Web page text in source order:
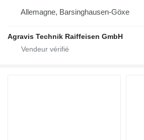
Allemagne, Barsinghausen-Göxe
Agravis Technik Raiffeisen GmbH